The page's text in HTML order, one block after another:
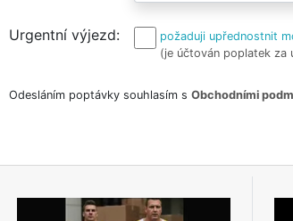
Urgentní výjezd
požaduji upřednostnit
(je účtován poplatek za
Odesláním poptávky souhlasím s Obchodními